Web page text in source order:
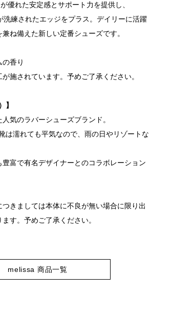
優れた安定感とサポート力を提供し、
洗練されたエッジをプラス。デイリーに活躍
ね備えた新しい定番シューズです。
の香り
施されています。予めご了承ください。
】
気のラバーシューズブランド。
は濡れても平気なので、雨の日やリゾートな
富で有名デザイナーとのコラボレーション
きましては本体に不良が無い場合に限り出
す。予めご了承ください。
melissa 商品一覧